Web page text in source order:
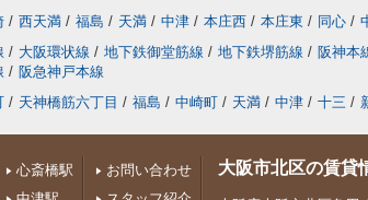
/ 西天満 / 福島 / 天満 / 中津 / 本庄西 / 本庄東 / 同心 /
/ 大阪環状線 / 地下鉄御堂筋線 / 地下鉄堺筋線 / 阪神本
/ 阪急神戸本線
/ 天神橋筋六丁目 / 福島 / 中崎町 / 天満 / 中津 / 十三 /
心斎橋駅
お問い合わせ
大阪市北区の賃貸